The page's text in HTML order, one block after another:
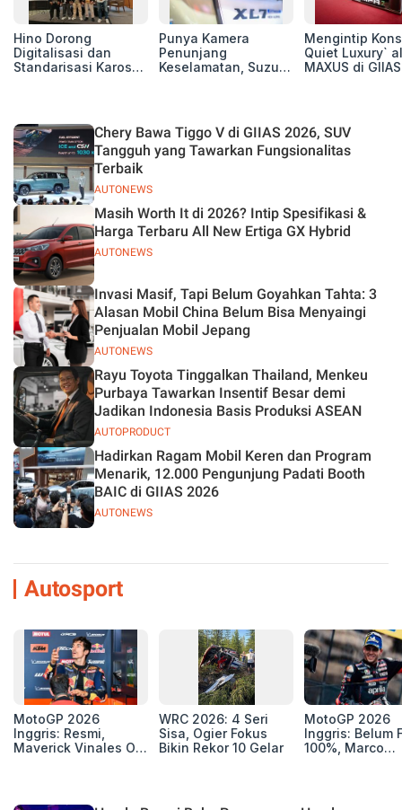
Hino Dorong
Digitalisasi dan
Standarisasi Karoseri
Punya Kamera
Penunjang
Keselamatan, Suzuki
Mengintip
Quiet Luxury`
MAXUS di GIIAS
AUTONEWS
Chery Bawa Tiggo V di GIIAS 2026, SUV
Tangguh yang Tawarkan Fungsionalitas
Terbaik
AUTONEWS
Masih Worth It di 2026? Intip Spesifikasi &
Harga Terbaru All New Ertiga GX Hybrid
AUTONEWS
Invasi Masif, Tapi Belum Goyahkan Tahta: 3
Alasan Mobil China Belum Bisa Menyaingi
Penjualan Mobil Jepang
AUTOPRODUCT
Rayu Toyota Tinggalkan Thailand, Menkeu
Purbaya Tawarkan Insentif Besar demi
Jadikan Indonesia Basis Produksi ASEAN
AUTONEWS
Hadirkan Ragam Mobil Keren dan Program
Menarik, 12.000 Pengunjung Padati Booth
BAIC di GIIAS 2026
Autosport
MotoGP 2026
Inggris: Resmi,
Maverick Vinales Out
Selanjutnya Belum
WRC 2026: 4 Seri
Sisa, Ogier Fokus
Bikin Rekor 10 Gelar
MotoGP 2026
Inggris: Belum
100%, Marco
GP